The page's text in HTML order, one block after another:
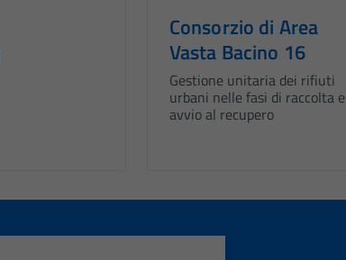
Consorzio di Area
Vasta Bacino 16
Gestione unitaria dei rifiuti
urbani nelle fasi di raccolta e
avvio al recupero